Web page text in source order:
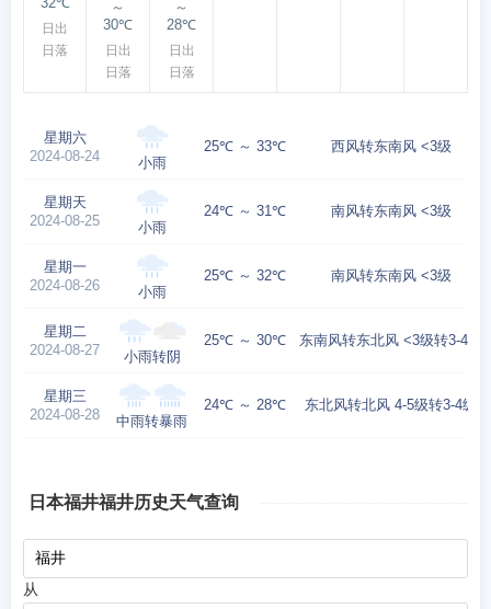
日出
日落
～
30℃
日出
日落
～
28℃
日出
日落
星期六
2024-08-24
小雨
25℃ ～ 33℃ 西风转东南风 <3级
星期天
2024-08-25
小雨
24℃ ～ 31℃ 南风转东南风 <3级
星期一
2024-08-26
小雨
25℃ ～ 32℃ 南风转东南风 <3级
星期二
2024-08-27
小雨转阴
25℃ ～ 30℃ 东南风转东北风 <3级转3-4级
星期三
2024-08-28
中雨转暴雨
24℃ ～ 28℃ 东北风转北风 4-5级转3-4级
日本福井福井历史天气查询
从